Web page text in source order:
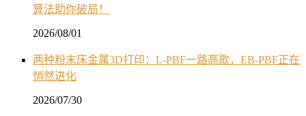
算法助你破局！
2026/08/01
两种粉末床金属3D打印：L-PBF一路高歌，EB-PBF正在
悄然进化
2026/07/30